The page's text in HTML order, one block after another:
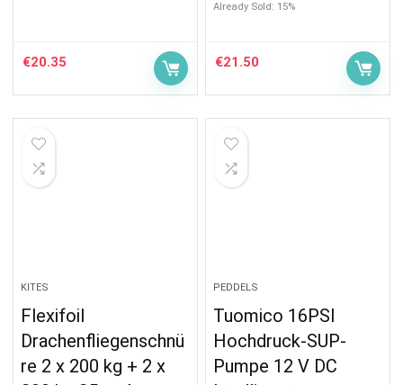
€20.35
Already Sold: 15%
€21.50
KITES
Flexifoil
Drachenfliegenschnü
re 2 x 200 kg + 2 x
PEDDELS
Tuomico 16PSI
Hochdruck-SUP-
Pumpe 12 V DC